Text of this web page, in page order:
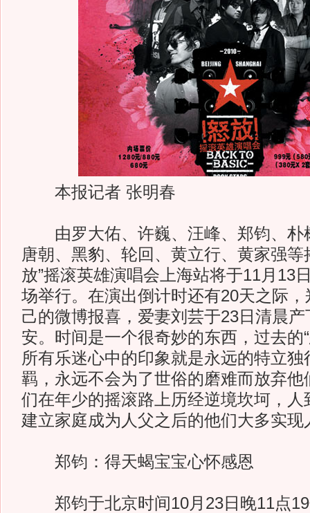
本报记者 张明春
由罗大佑、许巍、汪峰、郑钧、朴
唐朝、黑豹、轮回、黄立行、黄家强等
放”摇滚英雄演唱会上海站将于11月13
场举行。在演出倒计时还有20天之际
己的微博报喜，爱妻刘芸于23日清晨
安。时间是一个很奇妙的东西，过去的
所有乐迷心中的印象就是永远的特立独
羁，永远不会为了世俗的磨难而放弃他
们在年少的摇滚路上历经逆境坎坷，人
建立家庭成为人父之后的他们大多实现
郑钧：得天蝎宝宝心怀感恩
郑钧于北京时间10月23日晚11点19